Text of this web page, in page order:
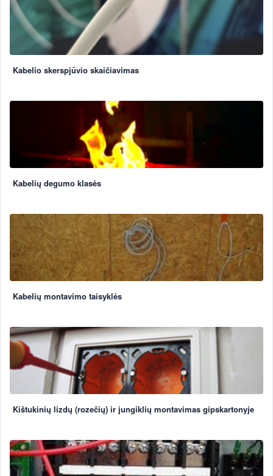
Kabelio skerspjūvio skaičiavimas
Kabelių degumo klasės
Kabelių montavimo taisyklės
Kištukinių lizdų (rozečių) ir jungiklių montavimas gipskartonyje